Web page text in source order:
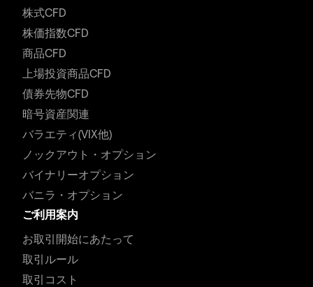
株式CFD
株価指数CFD
商品CFD
上場投資商品CFD
債券先物CFD
暗号資産関連
バラエティ(VIX他)
ノックアウト・オプション
バイナリーオプション
バニラ・オプション
ご利用案内
お取引開始にあたって
取引ルール
取引コスト